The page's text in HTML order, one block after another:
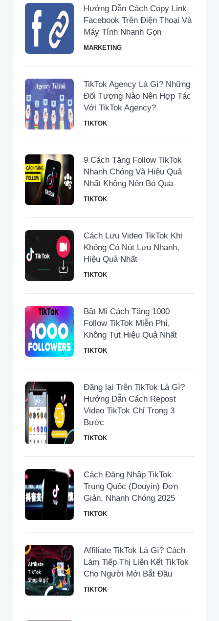
Hướng Dẫn Cách Copy Link
Facebook Trên Điện Thoại Và
Máy Tính Nhanh Gọn
MARKETING
TikTok Agency Là Gì? Những
Đối Tượng Nào Nên Hợp Tác
Với TikTok Agency?
TIKTOK
9 Cách Tăng Follow TikTok
Nhanh Chóng Và Hiệu Quả
Nhất Không Nên Bỏ Qua
TIKTOK
Cách Lưu Video TikTok Khi
Không Có Nút Lưu Nhanh,
Hiệu Quả Nhất
TIKTOK
Bật Mí Cách Tăng 1000
Follow TikTok Miễn Phí,
Không Tụt Hiệu Quả Nhất
TIKTOK
Đăng lại Trên TikTok Là Gì?
Hướng Dẫn Cách Repost
Video TikTok Chỉ Trong 3
Bước
TIKTOK
Cách Đăng Nhập TikTok
Trung Quốc (Douyin) Đơn
Giản, Nhanh Chóng 2025
TIKTOK
Affiliate TikTok Là Gì? Cách
Làm Tiếp Thị Liên Kết TikTok
Cho Người Mới Bắt Đầu
TIKTOK